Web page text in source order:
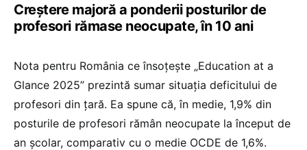
Creștere majoră a ponderii posturilor de
profesori rămase neocupate, în 10 ani
Nota pentru România ce însoțește „Education at a
Glance 2025” prezintă sumar situația deficitului de
profesori din țară. Ea spune că, în medie, 1,9% din
posturile de profesori rămân neocupate la început de
an școlar, comparativ cu o medie OCDE de 1,6%.